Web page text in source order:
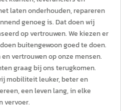
laten onderhouden, repareren
genoeg is. Dat doen wij
op vertrouwen. We kiezen er
buitengewoon goed te doen.
vertrouwen op onze mensen.
graag bij ons terugkomen.
mobiliteit leuker, beter en
een leven lang, in elke
vervoer.